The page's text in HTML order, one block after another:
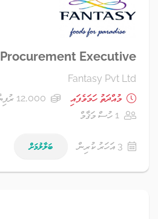
Procurement Executive
Fantasy Pvt Ltd
މުއްދަތު ހަމަވެފައި
12,000 ރުފިޔާ - 13,000 ރުފިޔާ
1 ހުސް މަޤާމް
3 އަހަރު ކުރިން ބަލާލުމަށް